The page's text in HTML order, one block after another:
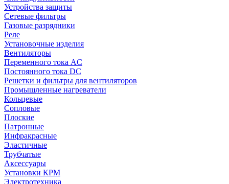
Устройства защиты
Сетевые фильтры
Газовые разрядники
Реле
Установочные изделия
Вентиляторы
Переменного тока AC
Постоянного тока DC
Решетки и фильтры для вентиляторов
Промышленные нагреватели
Кольцевые
Сопловые
Плоские
Патронные
Инфракрасные
Эластичные
Трубчатые
Аксессуары
Установки КРМ
Электротехника